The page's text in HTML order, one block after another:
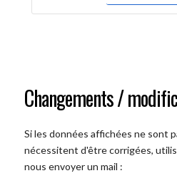
Changements /
Si les données affichées ne sont
nécessitent d'être corrigées,
nous envoyer un mail :